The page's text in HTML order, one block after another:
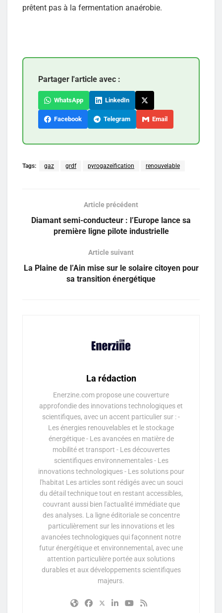
prêtent pas à la fermentation anaérobie.
Partager l'article avec :
WhatsApp LinkedIn
Facebook Telegram Email
Tags: gaz grdf pyrogazeification renouvelable
Article précédent
Diamant semi-conducteur : l’Europe lance sa
première ligne pilote industrielle
Article suivant
La Plaine de l’Ain mise sur le solaire citoyen pour
sa transition énergétique
La rédaction
Enerzine.com propose une couverture
approfondie des innovations technologiques et
scientifiques, avec un accent particulier sur : -
Les énergies renouvelables et le stockage
énergétique - Les avancées en matière de
mobilité et transport - Les découvertes
scientifiques environnementales - Les
innovations technologiques - Les solutions pour
l'habitat Les articles sont rédigés avec un souci
du détail technique tout en restant accessibles,
couvrant aussi bien l'actualité immédiate que
des analyses. La ligne éditoriale se concentre
particulièrement sur les innovations et les
avancées technologiques qui façonnent notre
futur énergétique et environnemental, avec une
attention particulière portée aux solutions
durables et aux développements scientifiques
majeurs.